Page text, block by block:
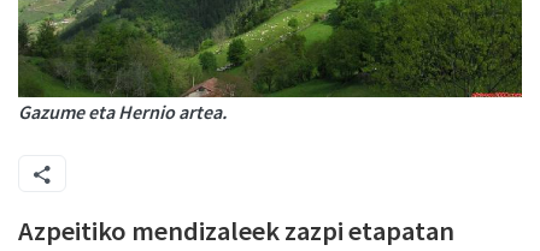
Gazume eta Hernio artea.
Azpeitiko mendizaleek zazpi etapatan